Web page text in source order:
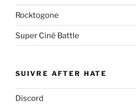
Rocktogone
Super Ciné Battle
SUIVRE AFTER HATE
Discord